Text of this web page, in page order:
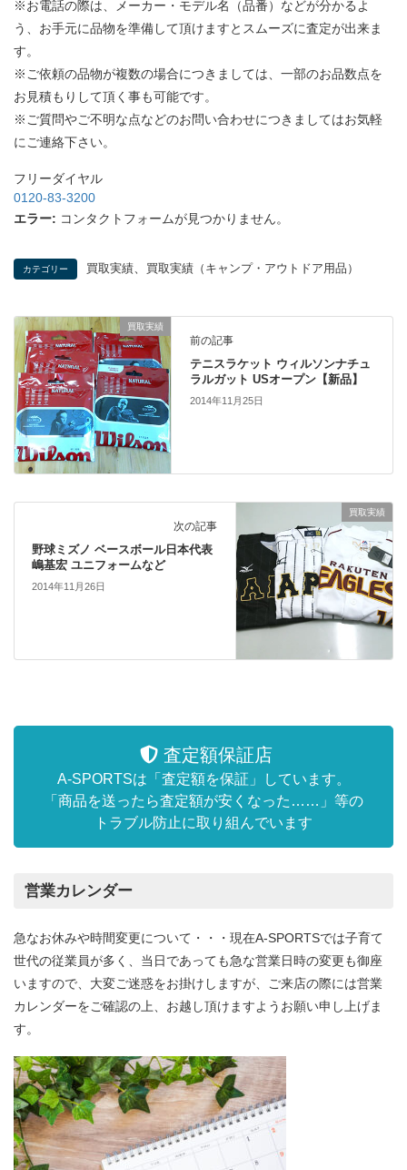
※お電話の際は、メーカー・モデル名（品番）などが分かるよ
う、お手元に品物を準備して頂けますとスムーズに査定が出来ま
す。
※ご依頼の品物が複数の場合につきましては、一部のお品数点を
お見積もりして頂く事も可能です。
※ご質問やご不明な点などのお問い合わせにつきましてはお気軽
にご連絡下さい。
フリーダイヤル
0120-83-3200
エラー: コンタクトフォームが見つかりません。
カテゴリー 買取実績 買取実績（キャンプ・アウトドア用品）
買取実績
前の記事
テニスラケット ウィルソンナチュ
ラルガット USオープン【新品】
2014年11月25日
買取実績
次の記事
野球ミズノ ベースボール日本代表
嶋基宏 ユニフォームなど
2014年11月26日
査定額保証店
A-SPORTSは「査定額を保証」しています。
「商品を送ったら査定額が安くなった……」等の
トラブル防止に取り組んでいます
営業カレンダー
急なお休みや時間変更について・・・現在A-SPORTSでは子育て
世代の従業員が多く、当日であっても急な営業日時の変更も御座
いますので、大変ご迷惑をお掛けしますが、ご来店の際には営業
カレンダーをご確認の上、お越し頂けますようお願い申し上げま
す。